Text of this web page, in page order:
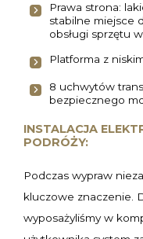
Prawa strona:
stabilne miejsce
obsługi sprzętu
Platforma z
8 uchwytów
bezpiecznego
INSTALACJA
PODRÓŻY:
Podczas wypraw
kluczowe znaczenie.
wyposażyliśmy w